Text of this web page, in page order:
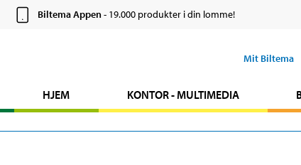
Biltema Appen- 19.000 produkter i din lomme!
Mit Biltema
HJEM KONTOR - MULTIMEDIA